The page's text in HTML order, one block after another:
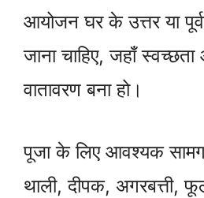
आयोजन घर के उत्तर या
जाना चाहिए, जहाँ
वातावरण बना हो।
पूजा के लिए आवश्यक
थाली, दीपक,